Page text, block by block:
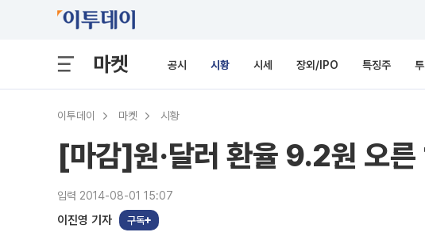
마켓 공시 시황 시세 장외/IPO 특징주
이투데이 마켓 시황
[마감]원·달러 환율 9.2원 오
입력 2014-08-01 15:07
이진영 기자 구독